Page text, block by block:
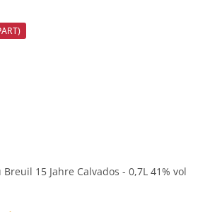
15 Jahre Calvados - 0,7L 41% vol